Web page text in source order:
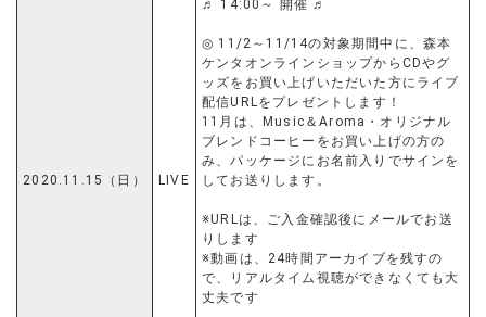
2020.11.15（日） LIVE
♬ 14:00～ 開催 ♬
◎ 11/2～11/14の対象期間中に、森本
ケンタオンラインショップからCDやグ
ッズをお買い上げいただいた方にライブ
配信URLをプレゼントします！
11月は、Music＆Aroma・オリジナル
ブレンドコーヒーをお買い上げの方の
み、パッケージにお名前入りでサインを
してお送りします。
※URLは、ご入金確認後にメールでお送
りします
※動画は、24時間アーカイブを残すの
で、リアルタイム視聴ができなくても大
丈夫です